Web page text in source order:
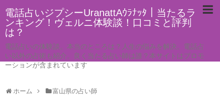
電話占いジプシーUranattAｳﾗﾅｯﾀ｜当たるラ
ンキング！ヴェルニ体験談！口コミと評判
は？
電話占いの体験談。本当のところは？人生の悩みを解決。電話占
い以外の占術も紹介。良く当たる占い師は誰？本サイトはプロモ
ーションが含まれています
ホーム 富山県の占い師